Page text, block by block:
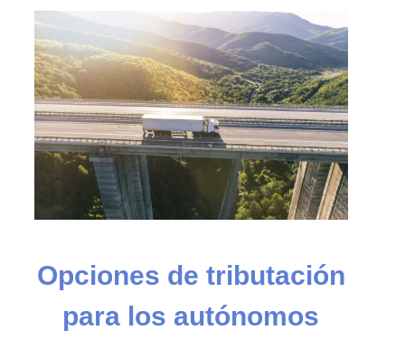
Opciones de tributación
para los autónomos